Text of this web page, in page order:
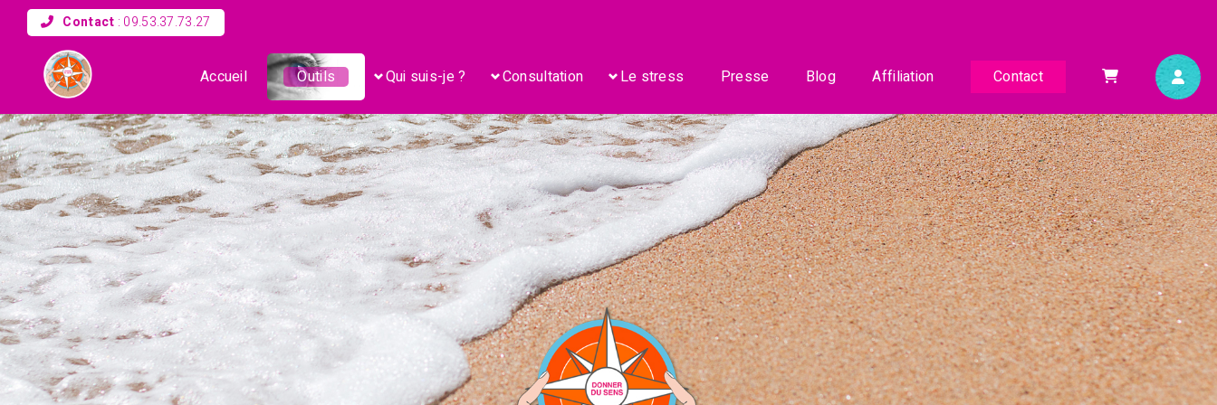
Contact : 09.53.37.73.27
Accueil Outils Qui suis-je ? Consultation Le stress Presse Blog Affiliation Contact